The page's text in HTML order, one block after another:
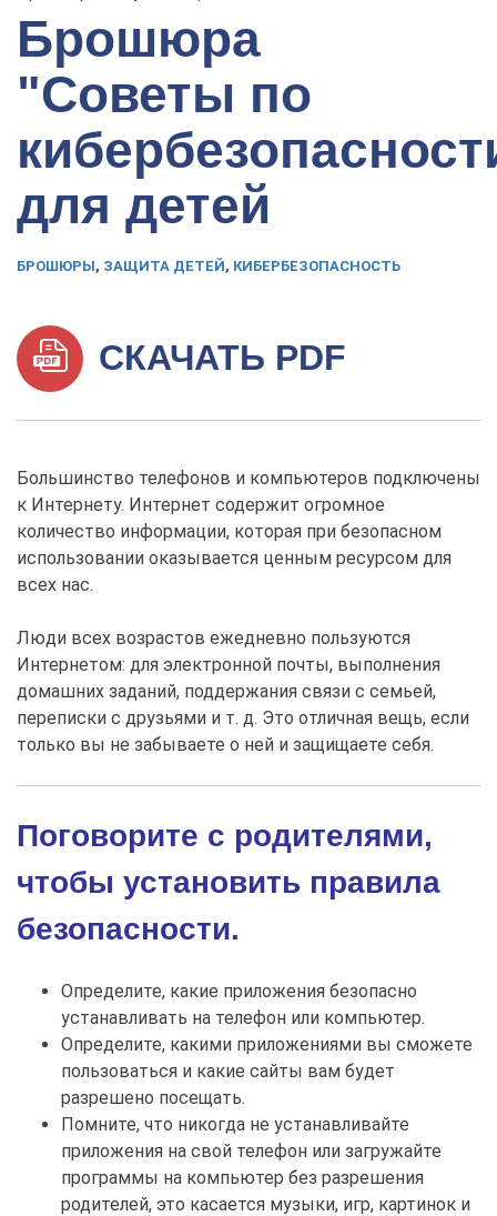
Брошюра
"Советы по
для детей
БРОШЮРЫ, ЗАЩИТА ДЕТЕЙ, КИБЕРБЕЗОПАСНОСТЬ
СКАЧАТЬ PDF
Большинство телефонов и компьютеров подключены
к Интернету. Интернет содержит огромное
количество информации, которая при безопасном
использовании оказывается ценным ресурсом для
всех нас.
Люди всех возрастов ежедневно пользуются
Интернетом: для электронной почты, выполнения
домашних заданий, поддержания связи с семьей,
переписки с друзьями и т. д. Это отличная вещь, если
только вы не забываете о ней и защищаете себя.
Поговорите с родителями,
чтобы установить правила
безопасности.
Определите, какие приложения безопасно
устанавливать на телефон или компьютер.
Определите, какими приложениями вы сможете
пользоваться и какие сайты вам будет
разрешено посещать.
Помните, что никогда не устанавливайте
приложения на свой телефон или загружайте
программы на компьютер без разрешения
родителей, это касается музыки, игр, картинок и